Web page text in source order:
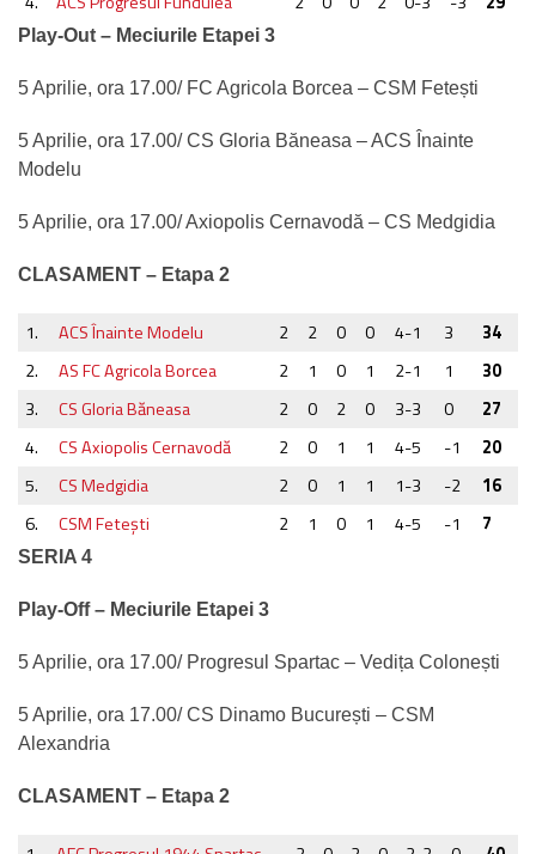
Play-Out – Meciurile Etapei 3
5 Aprilie, ora 17.00/ FC Agricola Borcea – CSM Fetești
5 Aprilie, ora 17.00/ CS Gloria Băneasa – ACS Înainte
Modelu
5 Aprilie, ora 17.00/ Axiopolis Cernavodă – CS Medgidia
CLASAMENT – Etapa 2
1. ACS Înainte Modelu 2 2 0 0 4-1 3
34
2.
AS FC Agricola Borcea 2 1 0 1 2-1 1
30
3.
CS Gloria Băneasa 2 0 2 0 3-3 0
27
4.
CS Axiopolis Cernavodă 2 0 1 1 4-5 -1
20
5.
CS Medgidia 2 0 1 1 1-3 -2
16
6.
CSM Feteşti 2 1 0 1 4-5 -1 7
SERIA 4
Play-Off – Meciurile Etapei 3
5 Aprilie, ora 17.00/ Progresul Spartac – Vedița Colonești
5 Aprilie, ora 17.00/ CS Dinamo București – CSM
Alexandria
CLASAMENT – Etapa 2